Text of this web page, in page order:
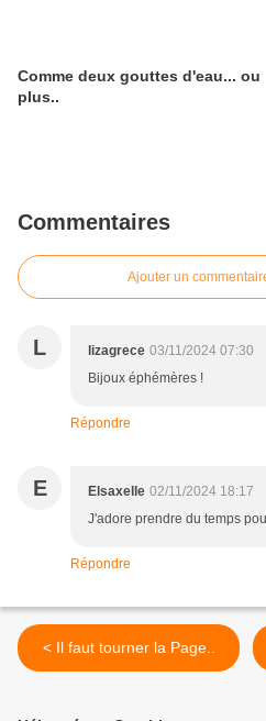
Comme deux gouttes d'eau... ou
plus..
Commentaires
Ajouter un
L lizagrece 03/11/2024 07:30
Bijoux éphémères !
Répondre
E Elsaxelle 02/11/2024 18:17
J'adore prendre du temps
Répondre
< Il faut tourner la Page..